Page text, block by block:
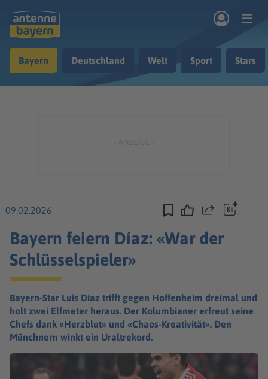
Musik & Radio
Bayern Deutschland Welt Sport Stars
09.02.2026 Teilen
Bayern feiern Díaz: «War der
Schlüsselspieler»
Bayern-Star Luis Díaz trifft gegen Hoffenheim dreimal und
holt zwei Elfmeter heraus. Der Kolumbianer erfreut seine
Chefs dank «Herzblut» und «Chaos-Kreativität». Den
Münchnern winkt ein Uraltrekord.